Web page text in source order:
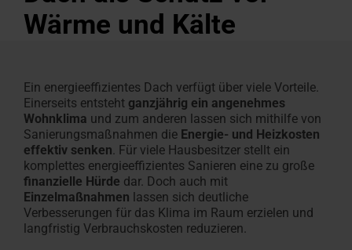
anfordern
für Profis
Handwerker in der
fenster
Dachfenster Ausstattung
Sonnenschutz & Rollos
finden
Maßtreppen-
Kundendienst
Service-
Experten
Campus
Seminare
Karriere
bei
Roto
Handwerker in der Nähe finden
Roto Förderauskunft für
für Profis
Download-BereichTools & Konfiguratoren
Wärme und Kälte
Ein energieeffizientes Dach verfügt über viele Vorteile.
Einerseits entsteht ganzjährig ein angenehmes
Wohnklima und zum anderen lassen sich mithilfe von
Sanierungsmaßnahmen die Energie- und Heizkosten
effektiv senken. Für viele Hausbesitzer stellt ein
komplettes energieeffizientes Sanieren eine zu große
finanzielle Hürde dar. Doch auch mit
Einzelmaßnahmen lassen sich deutliche
Verbesserungen für das Klima im Raum erzielen und
langfristig Verbrauchskosten reduzieren.